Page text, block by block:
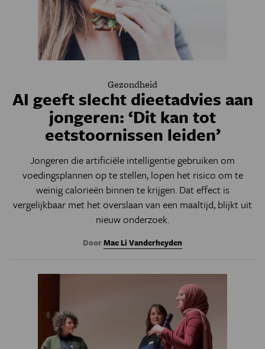
Gezondheid
AI geeft slecht dieetadvies aan
jongeren: ‘Dit kan tot
eetstoornissen leiden’
Jongeren die artificiële intelligentie gebruiken om
voedingsplannen op te stellen, lopen het risico om te
weinig calorieën binnen te krijgen. Dat effect is
vergelijkbaar met het overslaan van een maaltijd, blijkt uit
nieuw onderzoek.
DoorMae Li Vanderheyden